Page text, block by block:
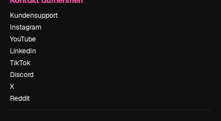
Kundensupport
Instagram
YouTube
LinkedIn
TikTok
Discord
X
Reddit